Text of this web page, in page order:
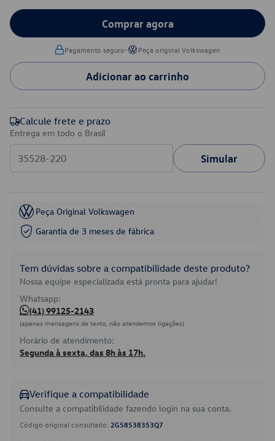
Comprar agora
Pagamento seguro• Peça original Volkswagen
Adicionar ao carrinho
Calcule frete e prazo
Entrega em todo o Brasil
Simular
Peça Original Volkswagen
Garantia de 3 meses de fábrica
Tem dúvidas sobre a compatibilidade deste produto?
Nossa equipe especializada está pronta para ajudar!
Whatsapp:
(41) 99125-2143
(apenas mensagens de texto, não atendemos ligações)
Horário de atendimento:
Segunda à sexta, das 8h às 17h.
Verifique a compatibilidade
Consulte a compatibilidade fazendo login na sua conta.
Código original consultado: 2G58538353Q7